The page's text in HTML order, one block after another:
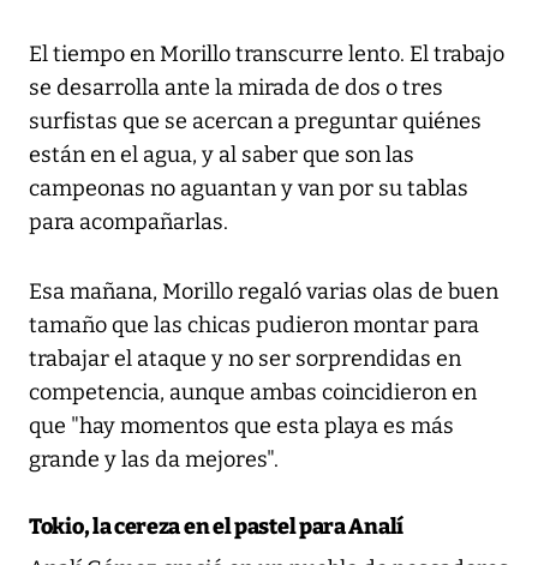
El tiempo en Morillo transcurre lento. El trabajo
se desarrolla ante la mirada de dos o tres
surfistas que se acercan a preguntar quiénes
están en el agua, y al saber que son las
campeonas no aguantan y van por su tablas
para acompañarlas.
Esa mañana, Morillo regaló varias olas de buen
tamaño que las chicas pudieron montar para
trabajar el ataque y no ser sorprendidas en
competencia, aunque ambas coincidieron en
que "hay momentos que esta playa es más
grande y las da mejores".
Tokio, la cereza en el pastel para Analí